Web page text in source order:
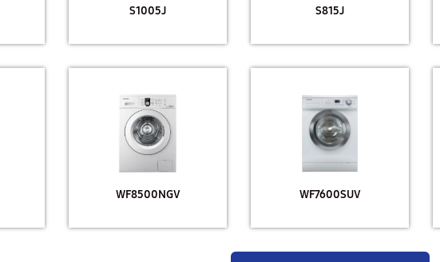
S1005J S815J
WF8500NGV WF7600SUV